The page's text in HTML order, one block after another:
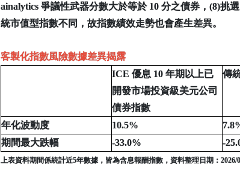
ainalytics 爭議性武器分數大於等於 10 分之債券，(8)挑
統市值型指數不同，故指數績效走勢也會產生差異。
客製化指數風險數據差異揭露
ICE 優息 10 年期以上已
開發市場投資級美元公司
債券指數
傳
年化波動度 10.5%
期間最大跌幅
-33.0% -
上表資料期間係統計近5年數據，皆為含息報酬指數，資料整理日期：2026/